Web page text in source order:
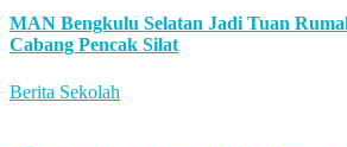
MAN Bengkulu Selatan Jadi Tuan
Cabang Pencak Silat
Berita Sekolah